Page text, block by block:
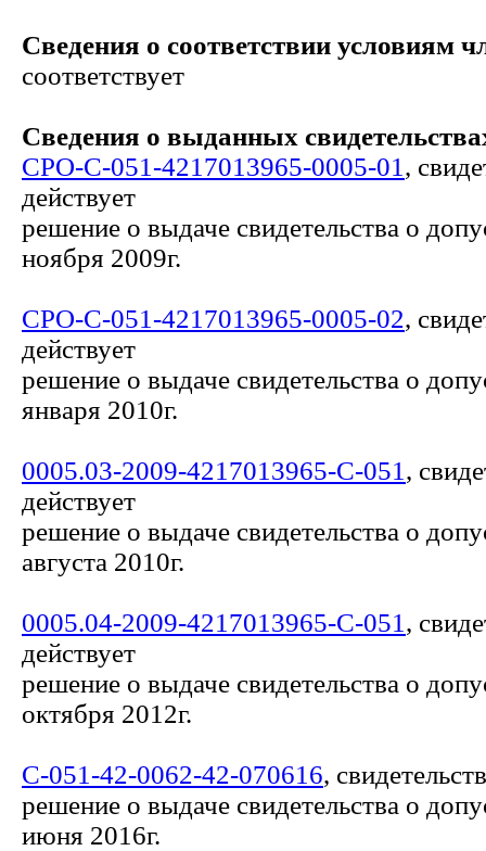
Сведения о соответствии условиям
соответствует
Сведения о выданных
СРО-С-051-4217013965-0005-01 ,
действует
решение о выдаче свидетельства о
ноября 2009г.
СРО-С-051-4217013965-0005-02,
действует
решение о выдаче свидетельства о
января 2010г.
0005.03-2009-4217013965-С-051 ,
действует
решение о выдаче свидетельства о
августа 2010г.
0005.04-2009-4217013965-С-051 ,
действует
решение о выдаче свидетельства о
октября 2012г.
С-051-42-0062-42-070616,
решение о выдаче свидетельства о
июня 2016г.